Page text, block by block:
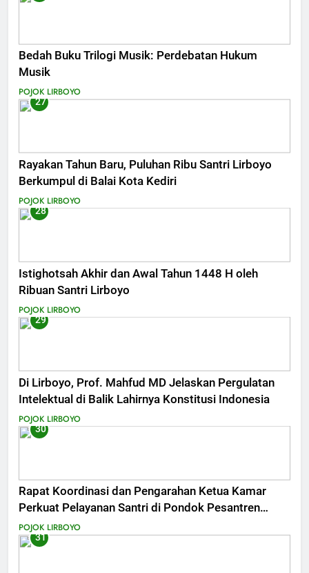
Bedah Buku Trilogi Musik: Perdebatan Hukum
Musik
POJOK LIRBOYO
27
Rayakan Tahun Baru, Puluhan Ribu Santri Lirboyo
Berkumpul di Balai Kota Kediri
POJOK LIRBOYO
28
Istighotsah Akhir dan Awal Tahun 1448 H oleh
Ribuan Santri Lirboyo
POJOK LIRBOYO
29
Di Lirboyo, Prof. Mahfud MD Jelaskan Pergulatan
Intelektual di Balik Lahirnya Konstitusi Indonesia
POJOK LIRBOYO
30
Rapat Koordinasi dan Pengarahan Ketua Kamar
Perkuat Pelayanan Santri di Pondok Pesantren
Lirboyo
POJOK LIRBOYO
31